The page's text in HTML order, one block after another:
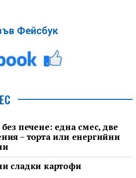
Фейсбук
без печене: една смес, две
– торта или енергийни
сладки картофи